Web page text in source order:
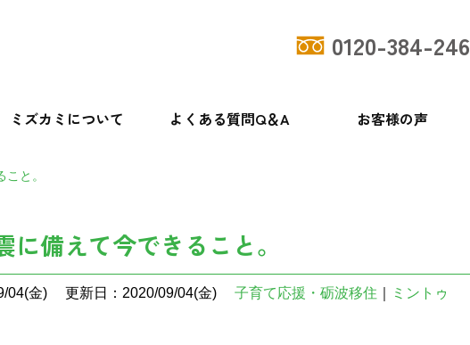
0120-384-246
ミズカミについて よくある質問Q＆A お客様の声
と。
に備えて今できること。
04(金) 更新日：2020/09/04(金) 子育て応援・砺波移住 ミントゥ